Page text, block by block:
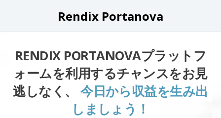
Rendix Portanova
RENDIX PORTANOVAプラットフ
ォームを利用するチャンスをお見
逃しなく、今日から収益を生み出
しましょう！